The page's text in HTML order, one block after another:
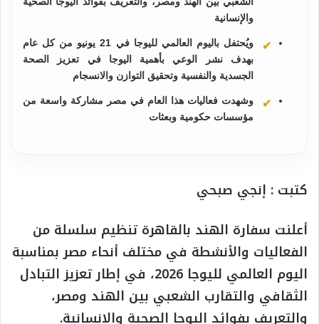
والإنسانية
ويُحتفل باليوم العالمي لليوجا في 21 يونيو من كل عام
بهدف نشر الوعي بأهمية اليوجا في تعزيز الصحة
الجسدية والنفسية وتحقيق التوازن والانسجام
وشهدت فعاليات هذا العام في مصر مشاركة واسعة من
مؤسسات حكومية وبعثات
كتبت : إنجي صبحي
أعلنت سفارة الهند بالقاهرة تنظيم سلسلة من
الفعاليات والأنشطة في مختلف أنحاء مصر بمناسبة
اليوم العالمي لليوجا 2026، في إطار تعزيز التبادل
الثقافي والتقارب الشعبي بين الهند ومصر،
والتعريف بفوائد اليوجا الصحية والإنسانية.